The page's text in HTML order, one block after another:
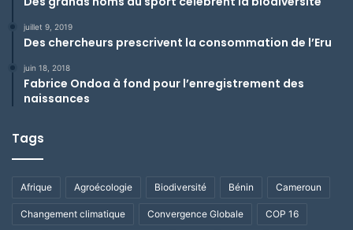
juillet 9, 2019
Des chercheurs prescrivent la consommation de l’Eru
juin 18, 2018
Fabrice Ondoa à fond pour l’enregistrement des
naissances
Tags
Afrique Agroécologie Biodiversité Bénin Cameroun
Changement climatique Convergence Globale COP 16